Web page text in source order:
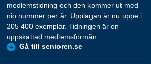
medlemstidning och den kommer ut med
nio nummer per år. Upplagan är nu uppe i
205 400 exemplar. Tidningen är en
uppskattad medlemsförmån.
Gå till senioren.se